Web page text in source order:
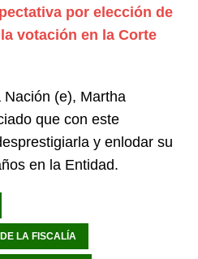
por elección de
votación en la Corte
(e), Martha
que con este
y enlodar su
en la Entidad.
LA FISCALÍA